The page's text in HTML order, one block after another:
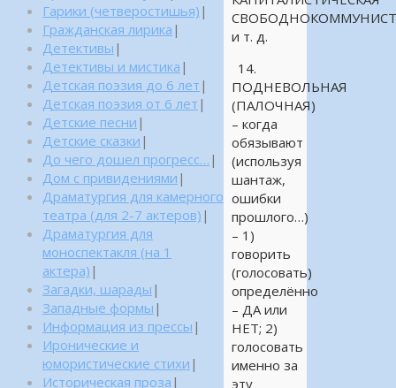
и т. д.
14.
ПОДНЕВОЛЬНАЯ
(ПАЛОЧНАЯ)
– когда
обязывают
(используя
шантаж,
ошибки
прошлого…)
– 1)
говорить
(голосовать)
определённо
– ДА или
НЕТ; 2)
голосовать
именно за
эту
Гарики (четверостишья) |
Гражданская лирика |
Детективы |
Детективы и мистика |
Детская поэзия до 6 лет |
Детская поэзия от 6 лет |
Детские песни |
Детские сказки |
До чего дошел прогресс… |
Дом с привидениями |
Драматургия для камерного
театра (для 2-7 актеров) |
Драматургия для
моноспектакля (на 1
актера) |
Загадки, шарады |
Западные формы |
Информация из прессы |
Иронические и
юмористические стихи |
Историческая проза |